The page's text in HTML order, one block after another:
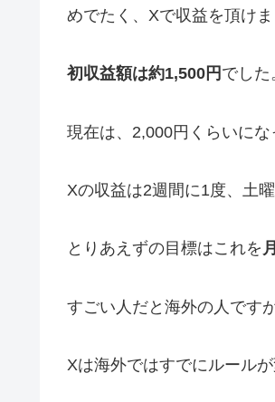
めでたく、Xで収益を頂けま
初収益額は約1,500円 でした
現在は、2,000円くらいにな
Xの収益は2週間に1度、土
とりあえずの目標はこれを
すごい人だと海外の人です
Xは海外ではすでにルール